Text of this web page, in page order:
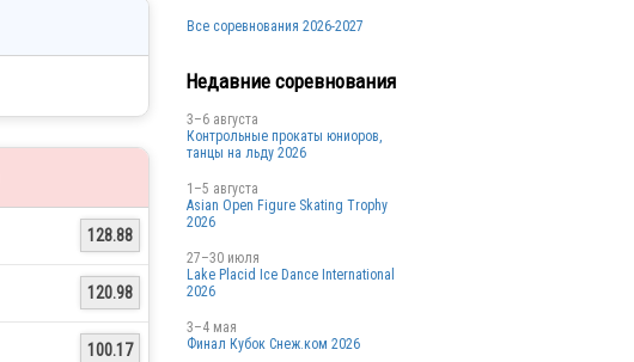
128.88
120.98
100.17
Все соревнования 2026-2027
Недавние соревнования
3–6 августа
Контрольные прокаты юниоров,
танцы на льду 2026
1–5 августа
Asian Open Figure Skating Trophy
2026
27–30 июля
Lake Placid Ice Dance International
2026
3–4 мая
Финал Кубок Снеж.ком 2026